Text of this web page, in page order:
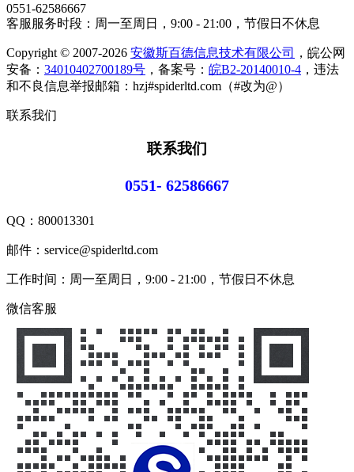
0551-62586667
客服服务时段：周一至周日，9:00 - 21:00，节假日不休息
Copyright © 2007-2026 安徽斯百德信息技术有限公司
，皖公网
安备： 34010402700189号 ，备案号： 皖B2-20140010-4 ，违法
和不良信息举报邮箱：hzj#spiderltd.com（#改为@）
联系我们
联系我们
0551- 62586667
QQ： 800013301
邮件：service@spiderltd.com
工作时间：周一至周日，9:00 - 21:00，节假日不休息
微信客服